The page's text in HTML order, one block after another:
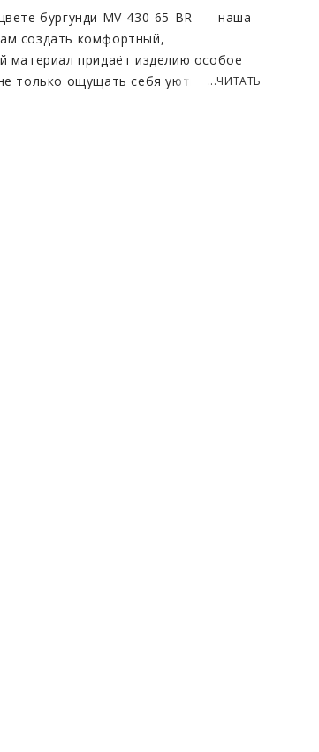
бургунди MV-430-65-BR — наша
создать комфортный,
материал придаёт изделию особое
только ощущать себя уютно, но и
...ЧИТАТЬ